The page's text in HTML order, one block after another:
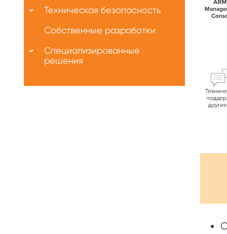
Техническая безопасность
Собственные разработки
Специализированные
решения